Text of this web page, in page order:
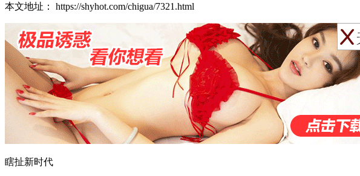
本文地址： https://shyhot.com/chigua/7321.html
瞎扯新时代